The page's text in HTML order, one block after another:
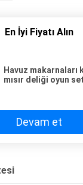
En İyi Fiyatı Alın
Havuz makarnaları
mısır deliği oyun
Devam et